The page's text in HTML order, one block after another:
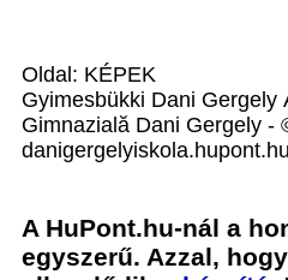
Oldal: KÉPEK
Gyimesbükki Dani Gergely
Gimnazială Dani Gergely -
danigergelyiskola.hupont.hu
A HuPont.hu-nál a
egyszerű. Azzal,